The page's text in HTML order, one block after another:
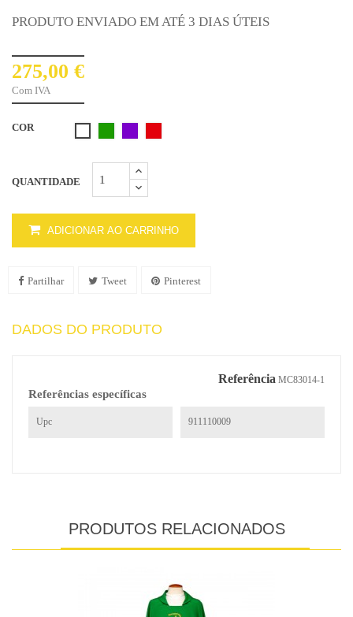
PRODUTO ENVIADO EM ATÉ 3 DIAS ÚTEIS
275,00 €
Com IVA
COR
QUANTIDADE
ADICIONAR AO CARRINHO
Partilhar Tweet Pinterest
DADOS DO PRODUTO
Referência MC83014-1
Referências específicas
Upc 911110009
PRODUTOS RELACIONADOS